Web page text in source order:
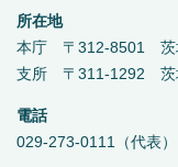
所在地
本庁 〒312-8501 茨
支所 〒311-1292 茨
電話
029-273-0111（代表）